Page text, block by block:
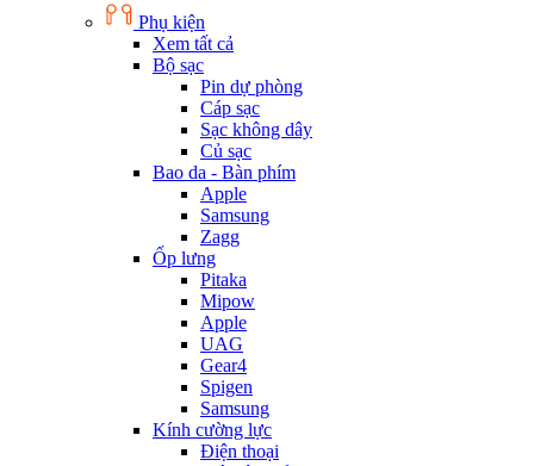
Phụ kiện
Xem tất cả
Bộ sạc
Pin dự phòng
Cáp sạc
Sạc không dây
Củ sạc
Bao da - Bàn phím
Apple
Samsung
Zagg
Ốp lưng
Pitaka
Mipow
Apple
UAG
Gear4
Spigen
Samsung
Kính cường lực
Điện thoại